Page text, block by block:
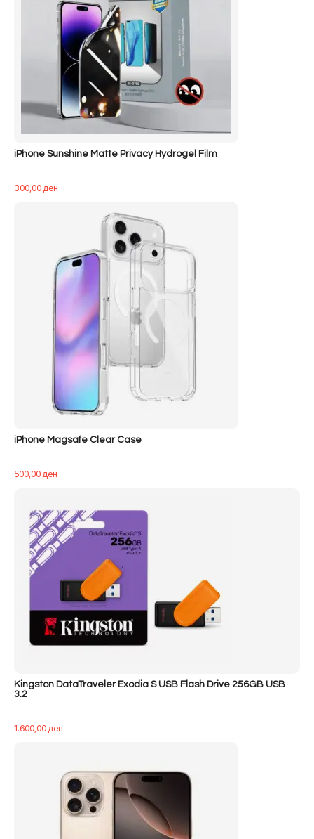
iPhone Sunshine Matte Privacy Hydrogel Film
300,00ден
iPhone Magsafe Clear Case
500,00ден
Kingston DataTraveler Exodia S USB Flash Drive 256GB USB
3.2
1.600,00ден